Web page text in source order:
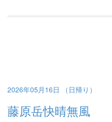
2026年05月16日 （日帰り）
藤原岳快晴無風